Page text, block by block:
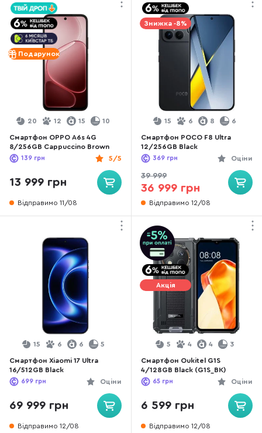
Подарунок
20 12 15 10
Смартфон OPPO A6s 4G
8/256GB Cappuccino Brown
5/5
139 грн
13 999 грн
Відправимо 11/08
Знижка -8%
15 6 8 6
Смартфон POCO F8 Ultra
12/256GB Black
Оціни
369 грн
39 999
36 999 грн
Відправимо 12/08
15 6 6 5
Смартфон Xiaomi 17 Ultra
16/512GB Black
Оціни
699 грн
69 999 грн
Відправимо 12/08
Акція
5 4 4 3
Смартфон Oukitel G1S
4/128GB Black (G1S_BK)
Оціни
65 грн
6 599 грн
Відправимо 12/08